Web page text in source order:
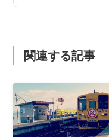
関連する記事